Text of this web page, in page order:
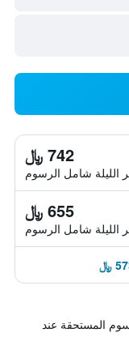
742 ﷼
الليلة شامل الرسوم
655 ﷼
الليلة شامل الرسوم
المستحقة عند